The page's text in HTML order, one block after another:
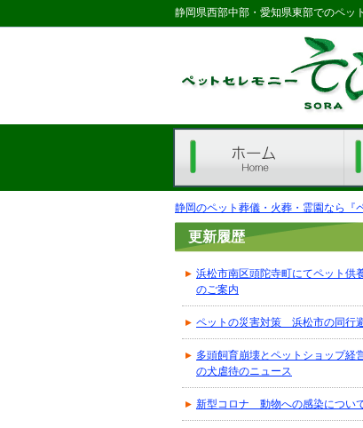
静岡のペット葬儀・火葬・霊園なら『
更新履歴
浜松市南区頭陀寺町にてペット供
のご案内
ペットの災害対策 浜松市の同行
多頭飼育崩壊とペットショップ経
の犬虐待のニュース
新型コロナ 動物への感染につい
静岡県西部中部・愛知県東部でのペッ